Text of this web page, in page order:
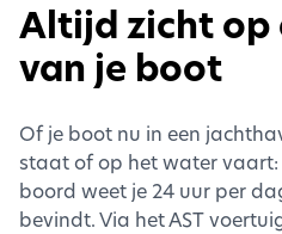
Altijd zicht op
van je boot
Of je boot nu in een
staat of op het water vaart:
boord weet je 24 uur per
bevindt. Via het AST